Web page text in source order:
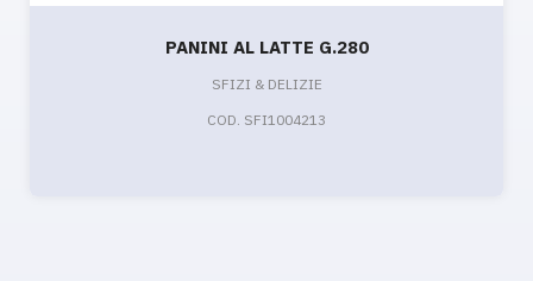
PANINI AL LATTE G.280
SFIZI & DELIZIE
COD. SFI1004213